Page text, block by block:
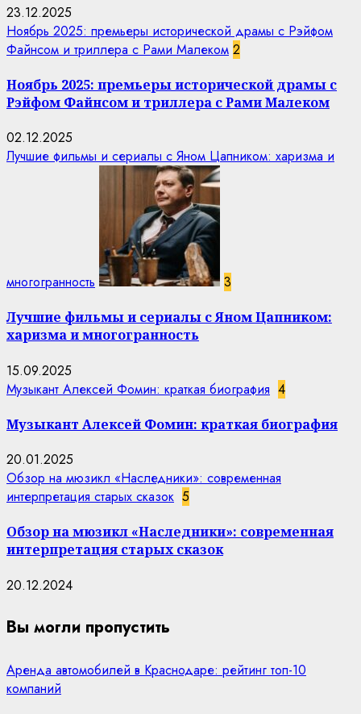
23.12.2025
Ноябрь 2025: премьеры исторической драмы с Рэйфом
Файнсом и триллера с Рами Малеком 2
Ноябрь 2025: премьеры исторической драмы с
Рэйфом Файнсом и триллера с Рами Малеком
02.12.2025
Лучшие фильмы и сериалы с Яном Цапником: харизма и
многогранность 3
Лучшие фильмы и сериалы с Яном Цапником:
харизма и многогранность
15.09.2025
Музыкант Алексей Фомин: краткая биография 4
Музыкант Алексей Фомин: краткая биография
20.01.2025
Обзор на мюзикл «Наследники»: современная
интерпретация старых сказок 5
Обзор на мюзикл «Наследники»: современная
интерпретация старых сказок
20.12.2024
Вы могли пропустить
Аренда автомобилей в Краснодаре: рейтинг топ-10
компаний